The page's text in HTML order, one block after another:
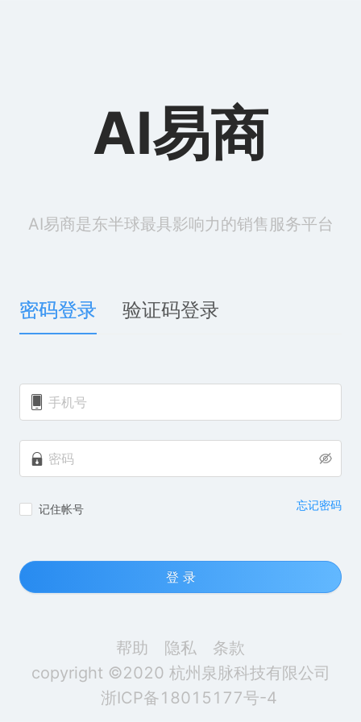
AI易商
AI易商是东半球最具影响力的销售服务平台
密码登录 验证码登录
记住帐号 忘记密码
登 录
帮助 隐私
条款
copyright ©2020 杭州泉脉科技有限公司
浙ICP备18015177号-4